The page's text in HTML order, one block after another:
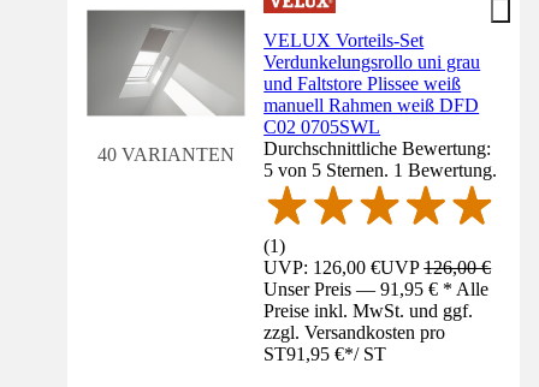
40 VARIANTEN
VELUX Vorteils-Set
Verdunkelungsrollo uni grau
und Faltstore Plissee weiß
manuell Rahmen weiß DFD
C02 0705SWL
Durchschnittliche Bewertung:
5 von 5 Sternen. 1 Bewertung.
(1)
UVP: 126,00 €UVP126,00 €
Unser Preis — 91,95 € * Alle
Preise inkl. MwSt. und ggf.
zzgl. Versandkosten pro
ST91,95 €*/ ST